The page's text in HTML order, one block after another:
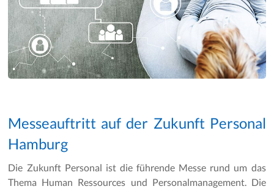
Messeauftritt auf der Zukunft Personal
Hamburg
Die Zukunft Personal ist die führende Messe rund um das
Thema Human Ressources und Personalmanagement. Die